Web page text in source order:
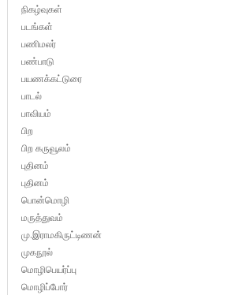
நிகழ்வுகள்
படங்கள்
பணிமலர்
பண்பாடு
பயணக்கட்டுரை
பாடல்
பாவியம்
பிற
பிற கருவூலம்
புதினம்
புதினம்
பொன்மொழி
மருத்துவம்
மு.இராமகிருட்டிணன்
முகநூல்
மொழிபெயர்ப்பு
மொழிப்போர்